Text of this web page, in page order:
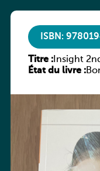
ISBN:
Titre :Insight
Workbook
État du livre :